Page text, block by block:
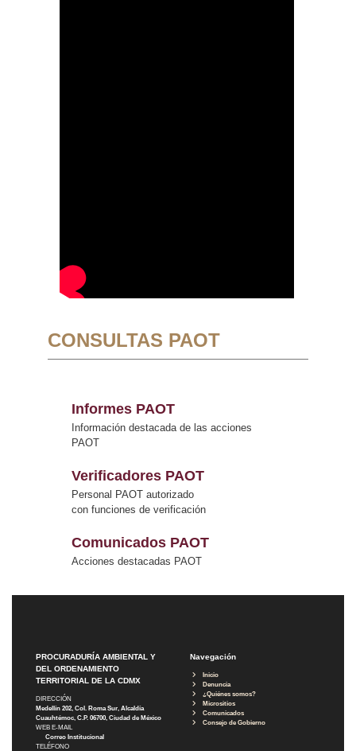
CONSULTAS PAOT
Informes PAOT
Información destacada de las acciones
PAOT
Verificadores PAOT
Personal PAOT autorizado
con funciones de verificación
Comunicados PAOT
Acciones destacadas PAOT
PROCURADURÍA AMBIENTAL Y
DEL ORDENAMIENTO
TERRITORIAL DE LA CDMX
DIRECCIÓN
Medellín 202, Col. Roma Sur, Alcaldía
Cuauhtémoc, C.P. 06700, Ciudad de México
WEB E-MAIL
Correo Institucional
TELÉFONO
Navegación
Inicio
Denuncia
¿Quiénes somos?
Micrositios
Comunicados
Consejo de Gobierno